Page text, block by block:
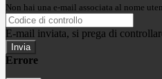
Non hai una e-mail associata al nome
E-mail inviata, si prega di
Errore